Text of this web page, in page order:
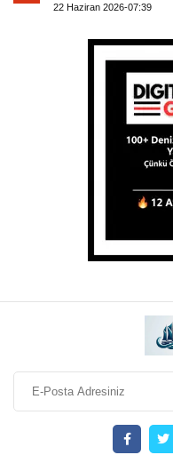
22 Haziran 2026-07:39